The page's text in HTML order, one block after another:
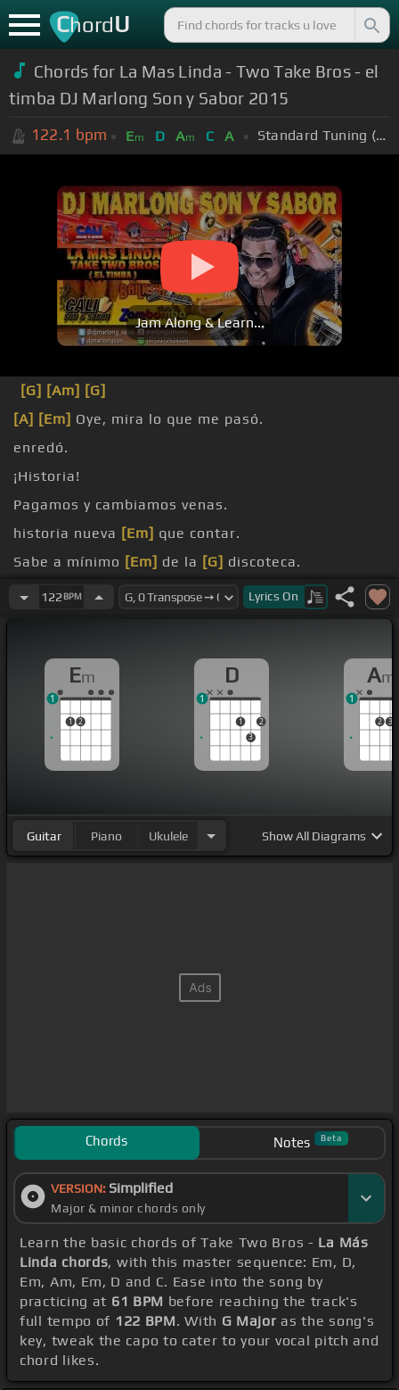
ChordU
Chords for La Mas Linda - Two Take Bros - el
timba DJ Marlong Son y Sabor 2015
122.1 bpm Em D Am C A Standard Tuning (EADGBE)
Jam Along & Learn...
[G] [Am] [G]
[A] [Em] Oye, mira lo que me pasó.
enredó.
¡Historia!
Pagamos y cambiamos venas.
historia nueva [Em] que contar.
Sabe a mínimo [Em] de la [G] discoteca.
noche muerta.
122 BPM Lyrics On
Em
1 2
1
D
1
3
2
1
Am
2 3
1
Guitar Piano Ukulele ShowAll Diagrams
Chords Notes Beta
VERSION: Simplified
Major & minor chords only
Learn the basic chords of Take Two Bros - La Más
Linda chords, with this master sequence: Em, D,
Em, Am, Em, D and C. Ease into the song by
practicing at 61 BPM before reaching the track's
full tempo of 122 BPM. With G Major as the song's
key, tweak the capo to cater to your vocal pitch and
chord likes.